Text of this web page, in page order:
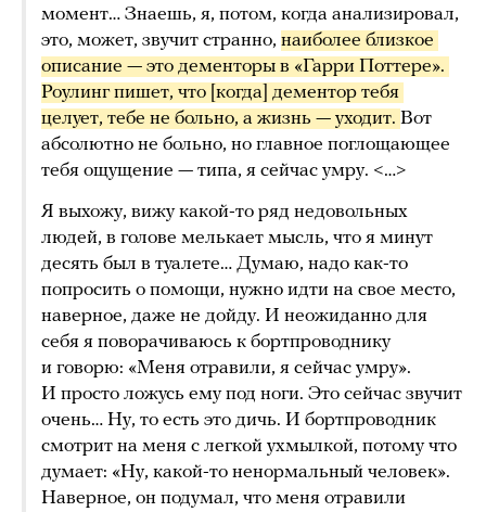
момент… Знаешь, я, потом, когда анализировал,
это, может, звучит странно, наиболее близкое
описание — это дементоры в «Гарри Поттере».
Роулинг пишет, что [когда] дементор тебя
целует, тебе не больно, а жизнь — уходит. Вот
абсолютно не больно, но главное поглощающее
тебя ощущение — типа, я сейчас умру. <…>
Я выхожу, вижу какой-то ряд недовольных
людей, в голове мелькает мысль, что я минут
десять был в туалете… Думаю, надо как-то
попросить о помощи, нужно идти на свое место,
наверное, даже не дойду. И неожиданно для
себя я поворачиваюсь к бортпроводнику
и говорю: «Меня отравили, я сейчас умру».
И просто ложусь ему под ноги. Это сейчас звучит
очень… Ну, то есть это дичь. И бортпроводник
смотрит на меня с легкой ухмылкой, потому что
думает: «Ну, какой-то ненормальный человек».
Наверное, он подумал, что меня отравили